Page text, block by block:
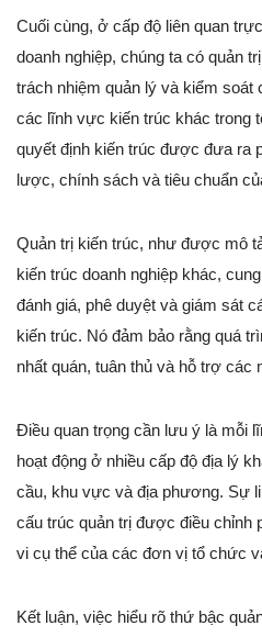
Cuối cùng, ở cấp độ liên quan
doanh nghiệp, chúng ta có quản
trách nhiệm quản lý và kiểm soát
các lĩnh vực kiến trúc khác trong
quyết định kiến trúc được đưa ra
lược, chính sách và tiêu chuẩn
Quản trị kiến trúc, như được mô
kiến trúc doanh nghiệp khác,
đánh giá, phê duyệt và giám sát
kiến trúc. Nó đảm bảo rằng quá
nhất quán, tuân thủ và hỗ trợ các
Điều quan trọng cần lưu ý là mỗi
hoạt động ở nhiều cấp độ địa lý
cầu, khu vực và địa phương. Sự
cấu trúc quản trị được điều chỉnh
vi cụ thể của các đơn vị tổ chức
Kết luận, việc hiểu rõ thứ bậc